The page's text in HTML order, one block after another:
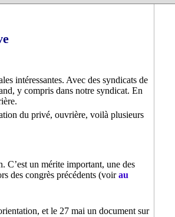
intéressantes. Avec des syndicats de
y compris dans notre syndicat. En
du privé, ouvrière, voilà plusieurs
C’est un mérite important, une des
des congrès précédents (voirau
et le 27 mai un document sur